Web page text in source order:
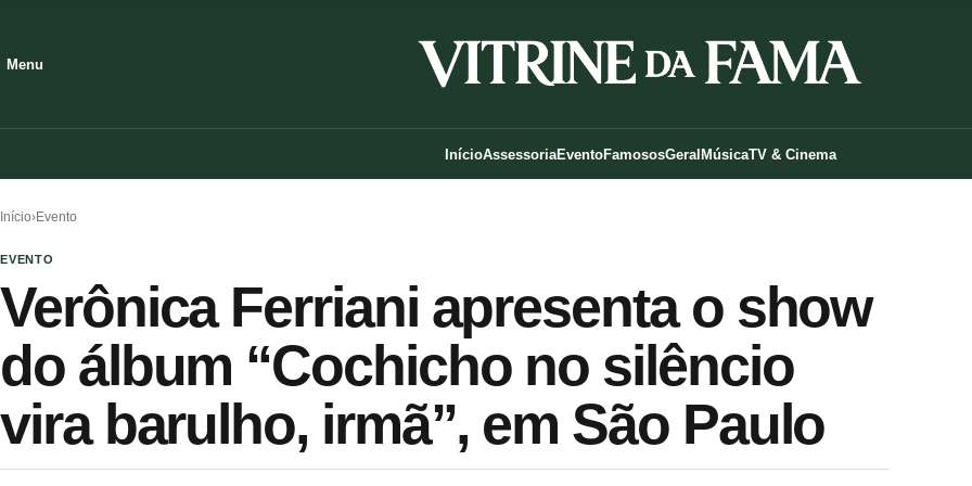
Menu
InícioAssessoriaEventoFamososGeral MúsicaTV & Cinema
Início›Evento
EVENTO
Verônica Ferriani apresenta o show
do álbum “Cochicho no silêncio
vira barulho, irmã”, em São Paulo